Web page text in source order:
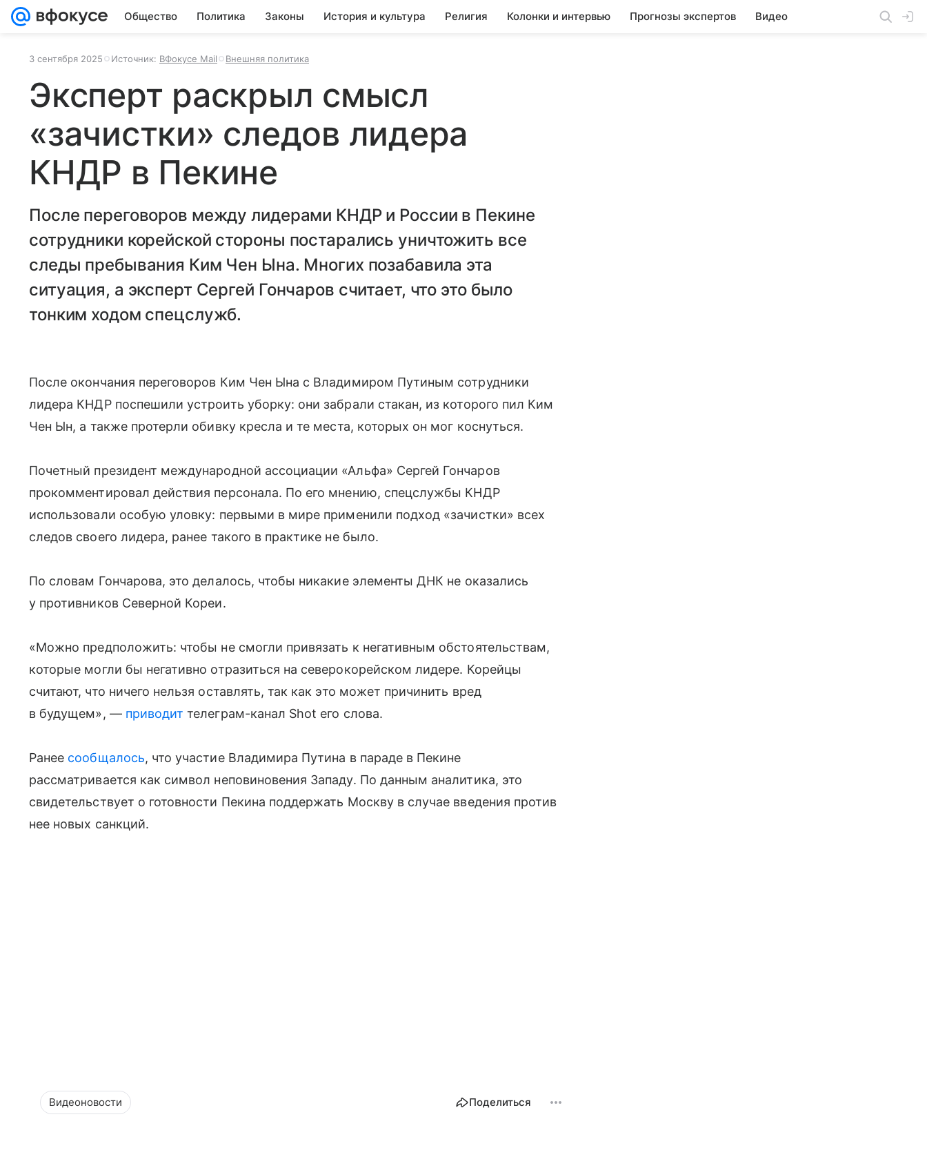
Общество Политика Законы История и культура Религия Колонки и интервью Прогнозы экспертов Видео
3 сентября 2025 Источник: ВФокусе Mail Внешняя политика
Эксперт раскрыл смысл
«зачистки» следов лидера
КНДР в Пекине
После переговоров между лидерами КНДР и России в Пекине
сотрудники корейской стороны постарались уничтожить все
следы пребывания Ким Чен Ына. Многих позабавила эта
ситуация, а эксперт Сергей Гончаров считает, что это было
тонким ходом спецслужб.
После окончания переговоров Ким Чен Ына с Владимиром Путиным сотрудники
лидера КНДР поспешили устроить уборку: они забрали стакан, из которого пил Ким
Чен Ын, а также протерли обивку кресла и те места, которых он мог коснуться.
Почетный президент международной ассоциации «Альфа» Сергей Гончаров
прокомментировал действия персонала. По его мнению, спецслужбы КНДР
использовали особую уловку: первыми в мире применили подход «зачистки» всех
следов своего лидера, ранее такого в практике не было.
По словам Гончарова, это делалось, чтобы никакие элементы ДНК не оказались
у противников Северной Кореи.
«Можно предположить: чтобы не смогли привязать к негативным обстоятельствам,
которые могли бы негативно отразиться на северокорейском лидере. Корейцы
считают, что ничего нельзя оставлять, так как это может причинить вред
в будущем», — приводит телеграм-канал Shot его слова.
Ранее сообщалось, что участие Владимира Путина в параде в Пекине
рассматривается как символ неповиновения Западу. По данным аналитика, это
свидетельствует о готовности Пекина поддержать Москву в случае введения против
нее новых санкций.
Видеоновости Поделиться